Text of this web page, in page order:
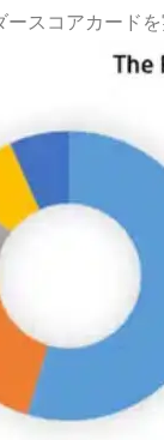
ースコアカード